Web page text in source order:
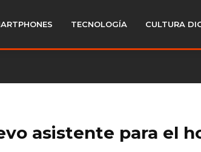
TECNOLOGÍA CULTURA
asistente para el